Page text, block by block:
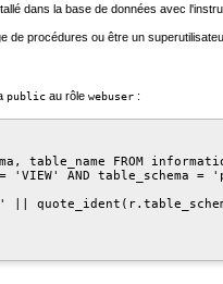
dans la base de données avec
de procédures ou être un
public au rôle webuser :
table_name FROM
'VIEW' AND table_schema =
||